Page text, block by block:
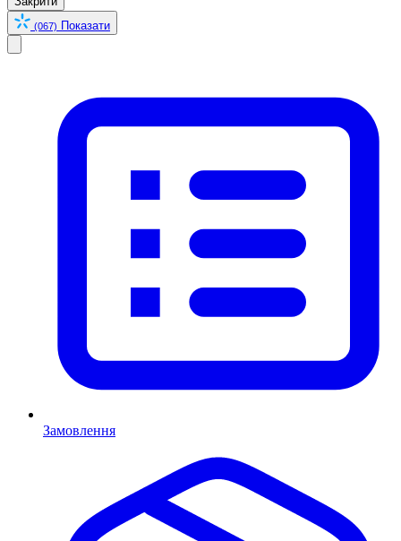
(067) Показати
Замовлення